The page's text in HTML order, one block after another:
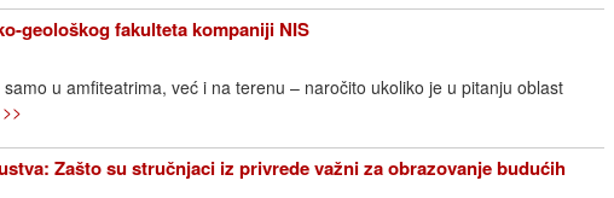
geološkog fakulteta kompaniji NIS
u amfiteatrima, već i na terenu – naročito ukoliko je u pitanju oblast
Zašto su stručnjaci iz privrede važni za obrazovanje budućih